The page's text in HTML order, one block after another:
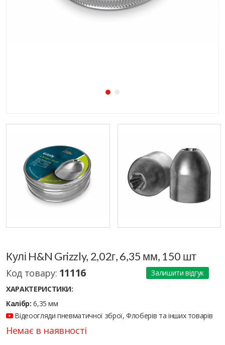
Кулі H&N Grizzly, 2,02г, 6,35 мм, 150 шт
Код товару: 11116
Залишити відгук
ХАРАКТЕРИСТИКИ:
Калібр: 6,35 мм
Відеоогляди пневматичної зброї, Флоберів та інших товарів
Немає в наявності